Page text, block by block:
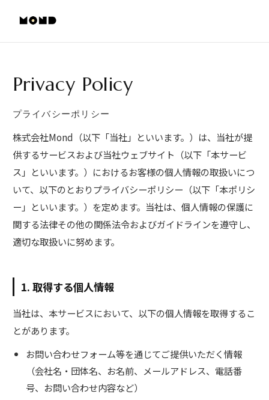
Privacy Policy
プライバシーポリシー
株式会社Mond（以下「当社」といいます。）は、当社が提
供するサービスおよび当社ウェブサイト（以下「本サービ
ス」といいます。）におけるお客様の個人情報の取扱いにつ
いて、以下のとおりプライバシーポリシー（以下「本ポリシ
ー」といいます。）を定めます。当社は、個人情報の保護に
関する法律その他の関係法令およびガイドラインを遵守し、
適切な取扱いに努めます。
1. 取得する個人情報
当社は、本サービスにおいて、以下の個人情報を取得するこ
とがあります。
お問い合わせフォーム等を通じてご提供いただく情報
（会社名・団体名、お名前、メールアドレス、電話番
号、お問い合わせ内容など）